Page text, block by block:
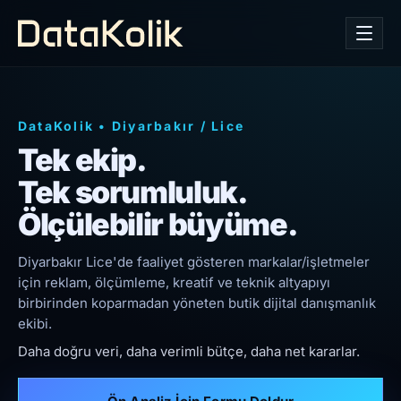
DataKolik • Diyarbakır / Lice
Tek ekip.
Tek sorumluluk.
Ölçülebilir büyüme.
Diyarbakır Lice'de faaliyet gösteren markalar/işletmeler
için reklam, ölçümleme, kreatif ve teknik altyapıyı
birbirinden koparmadan yöneten butik dijital danışmanlık
ekibi.
Daha doğru veri, daha verimli bütçe, daha net kararlar.